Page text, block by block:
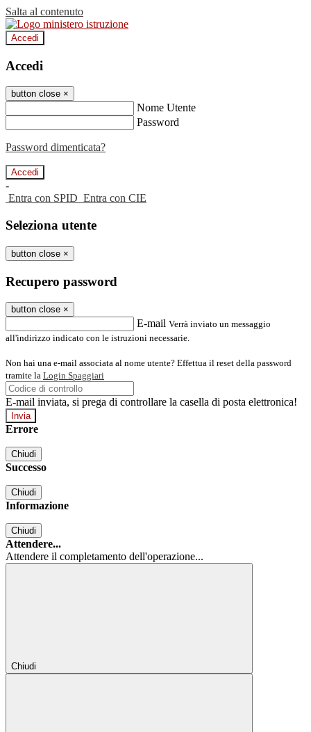
Salta al contenuto
Accedi
Accedi
button close ×
Nome Utente
Password
Password dimenticata?
-
Entra con SPID Entra con CIE
Seleziona utente
button close ×
Recupero password
button close ×
E-mail Verrà inviato un messaggio
all'indirizzo indicato con le istruzioni necessarie.
Non hai una e-mail associata al nome utente? Effettua il reset della password
tramite la Login Spaggiari
E-mail inviata, si prega di controllare la casella di posta elettronica!
Errore
Chiudi
Successo
Chiudi
Informazione
Chiudi
Attendere...
Attendere il completamento dell'operazione...
Chiudi